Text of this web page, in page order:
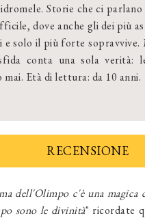
Storie che ci parlano
dove anche gli dei più
solo il più forte sopravvive.
conta una sola verità:
mai. Età di lettura: da 10 anni.
RECENSIONE
dell'Olimpo c'è una
sono le divinità" ricordate